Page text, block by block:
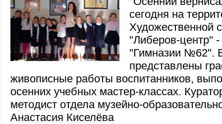
сегодня на
Художественной
"Либеров-центр"
"Гимназии №62".
представлены
живописные работы воспитанников,
осенних учебных мастер-классах.
методист отдела музейно-
Анастасия Киселёва